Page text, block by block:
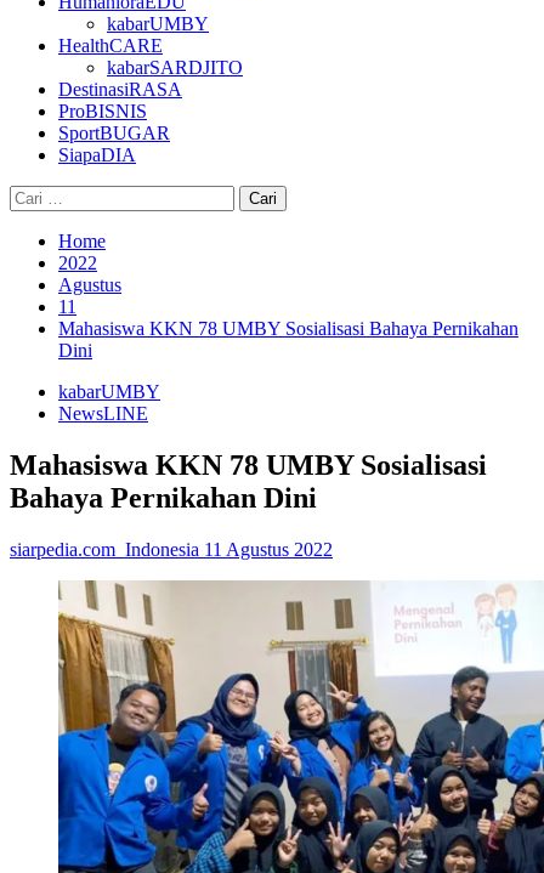
kabarUMBY
HealthCARE
kabarSARDJITO
DestinasiRASA
ProBISNIS
SportBUGAR
SiapaDIA
Cari
untuk:
Home
2022
Agustus
11
Mahasiswa KKN 78 UMBY Sosialisasi Bahaya Pernikahan
Dini
kabarUMBY
NewsLINE
Mahasiswa KKN 78 UMBY Sosialisasi
Bahaya Pernikahan Dini
siarpedia.com_Indonesia 11 Agustus 2022